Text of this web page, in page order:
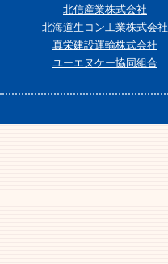
北信産業株式会社
北海道生コン工業株式会社
真栄建設運輸株式会社
ユーエヌケー協同組合